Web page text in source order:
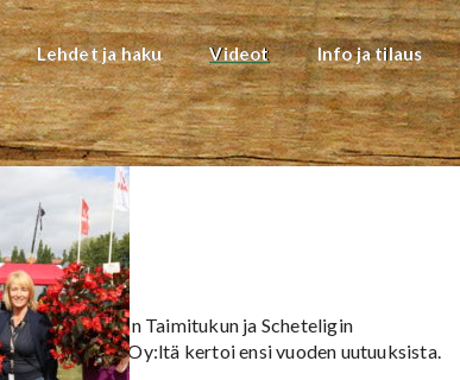
Lehdet ja haku Videot Info ja tilaus
Huiskulan Taimitukun ja Scheteligin
Schetelig Oy:ltä kertoi ensi vuoden uutuuksista.